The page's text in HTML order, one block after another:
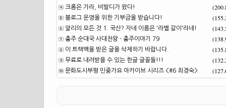
크롬은 가라, 비발디가 왔다!
블로그 운영을 위한 기부금을 받습니다!
알리의 모든 것 1. 국산? 자네 이름은 '라벨 갈이'라네!
충주 순대국 사대천왕 - 충주이야기 79
이 트랙백을 받은 글을 삭제하기 바랍니다.
무료로 내려받을 수 있는 한글 글꼴들!!!
문화도시부평 민중가요 아카이브 시리즈 <#6 최경숙>